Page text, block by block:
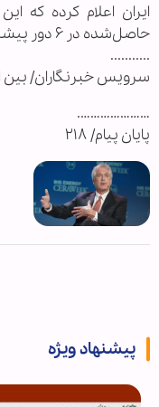
ایران اعلام کرده
حاصل‌شده در ۶ دور پیشین مذاکرات وین استوار است.
...........
سرویس خبرنگاران/ بین
………………….
پایان پیام/ ۲۱۸
پیشنهاد ویژه